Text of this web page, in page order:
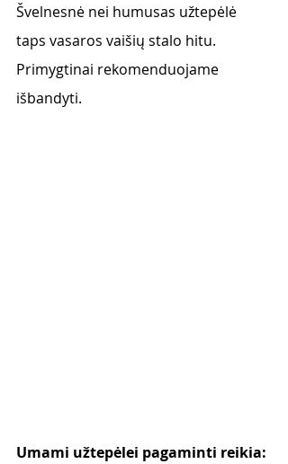
Švelnesnė nei humusas užtepėlė
taps vasaros vaišių stalo hitu.
Primygtinai rekomenduojame
išbandyti.
Umami užtepėlei pagaminti reikia: